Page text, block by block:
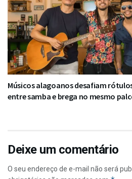
Músicos alagoanos desafiam
entre samba e brega no mesmo
Deixe um comentário
O seu endereço de e-mail não será